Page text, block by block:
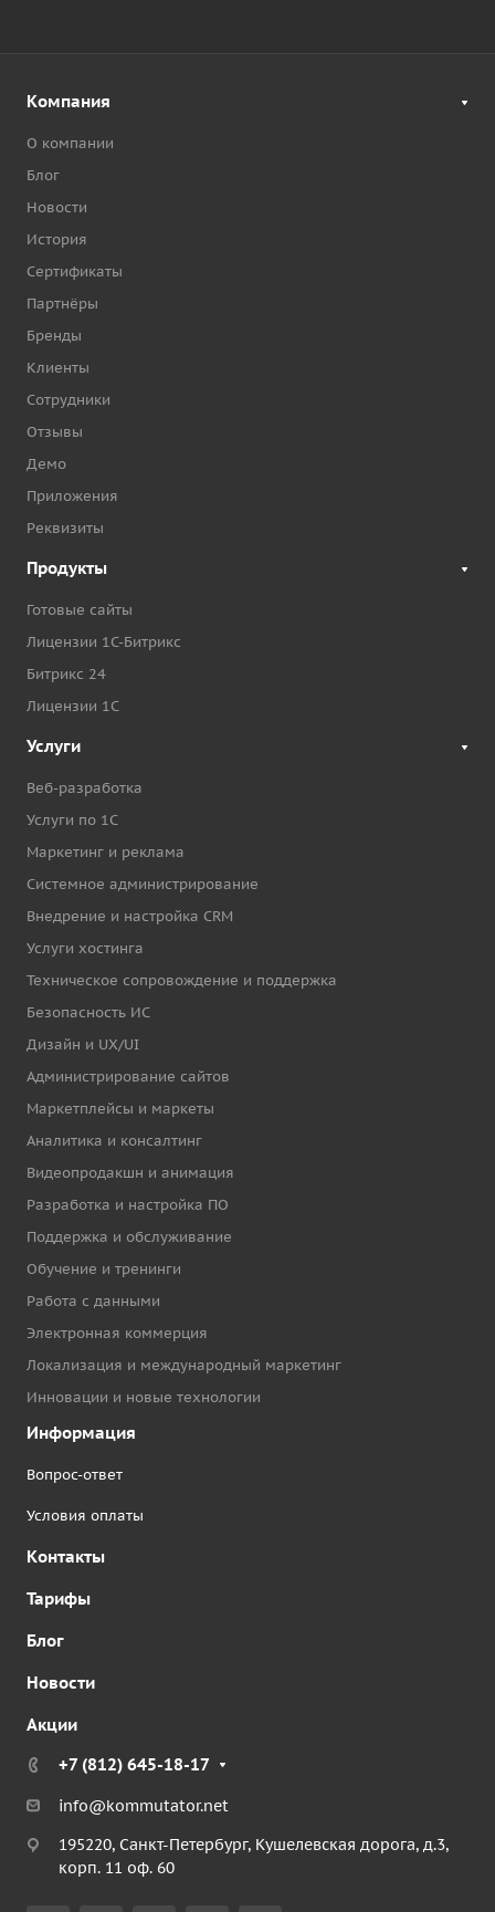
Компания
О компании
Блог
Новости
История
Сертификаты
Партнёры
Бренды
Клиенты
Сотрудники
Отзывы
Демо
Приложения
Реквизиты
Продукты
Готовые сайты
Лицензии 1С-Битрикс
Битрикс 24
Лицензии 1С
Услуги
Веб-разработка
Услуги по 1С
Маркетинг и реклама
Системное администрирование
Внедрение и настройка CRM
Услуги хостинга
Техническое сопровождение и поддержка
Безопасность ИС
Дизайн и UX/UI
Администрирование сайтов
Маркетплейсы и маркеты
Аналитика и консалтинг
Видеопродакшн и анимация
Разработка и настройка ПО
Поддержка и обслуживание
Обучение и тренинги
Работа с данными
Электронная коммерция
Локализация и международный маркетинг
Инновации и новые технологии
Информация
Вопрос-ответ
Условия оплаты
Контакты
Тарифы
Блог
Новости
Акции
+7 (812) 645-18-17
info@kommutator.net
195220, Санкт-Петербург, Кушелевская дорога, д.3,
корп. 11 оф. 60